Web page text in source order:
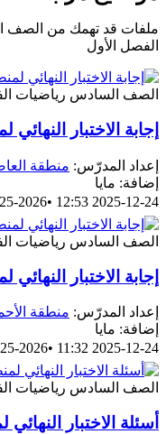
ملفات قد تهمك من الصف
الفصل الأول
الصف السادس رياضيات
إجابة الاختبار
إعداد المدرّس: منطقة
إضافة: مايا
2025-12-24 12:53
•
2026
الصف السادس رياضيات
إجابة الاختبار
إعداد المدرّس: منطقة
إضافة: مايا
2025-12-24 11:32
•
2026
الصف السادس رياضيات
أسئلة الاختبار